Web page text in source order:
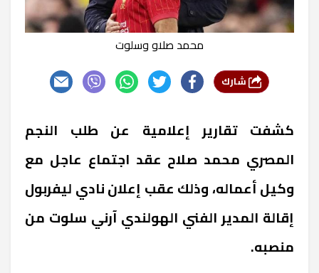
محمد صلاو وسلوت
كشفت تقارير إعلامية عن طلب النجم
المصري محمد صلاح عقد اجتماع عاجل مع
وكيل أعماله، وذلك عقب إعلان نادي ليفربول
إقالة المدير الفني الهولندي آرني سلوت من
منصبه.